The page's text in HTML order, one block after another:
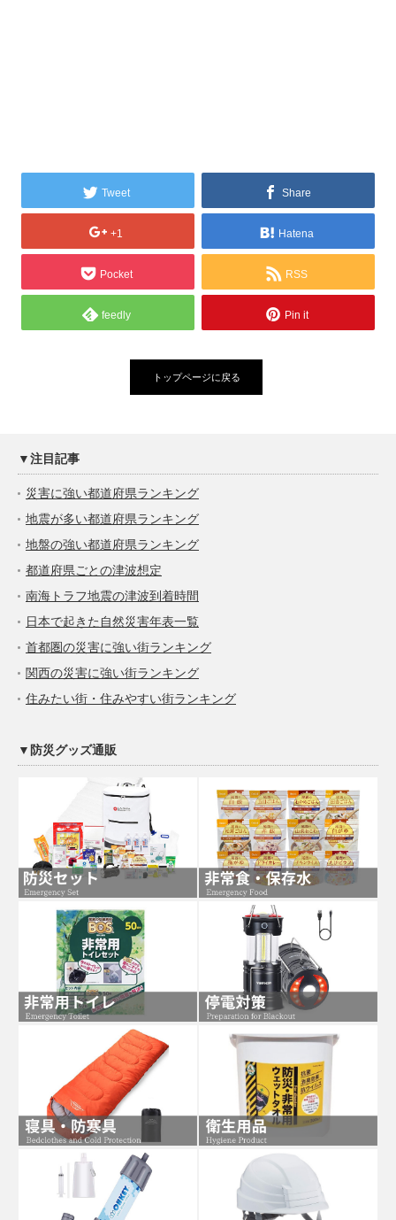
Tweet Share
+1 Hatena
Pocket RSS
feedly Pin it
トップページに戻る
▼注目記事
災害に強い都道府県ランキング
地震が多い都道府県ランキング
地盤の強い都道府県ランキング
都道府県ごとの津波想定
南海トラフ地震の津波到着時間
日本で起きた自然災害年表一覧
首都圏の災害に強い街ランキング
関西の災害に強い街ランキング
住みたい街・住みやすい街ランキング
▼防災グッズ通販